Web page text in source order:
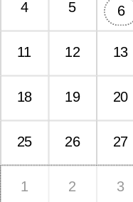
4 5 6
11 12 13
18 19 20
25 26 27
1 2 3